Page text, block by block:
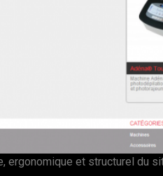
ergonomique et structurel du